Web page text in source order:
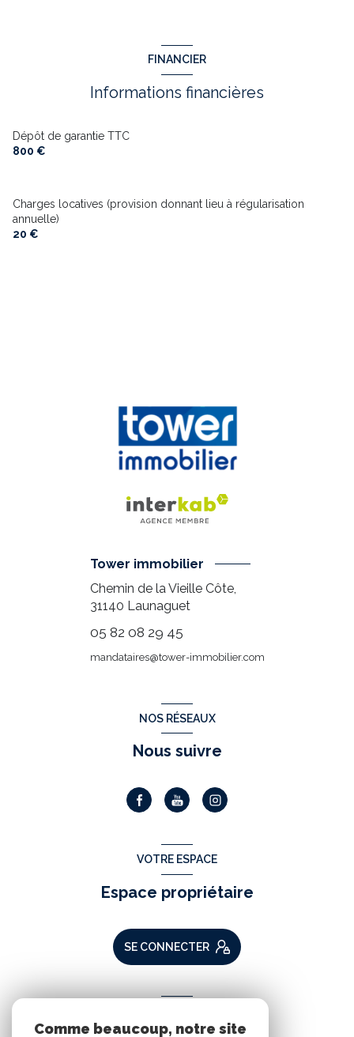
FINANCIER
Informations financières
Dépôt de garantie TTC
800 €
Charges locatives (provision donnant lieu à régularisation
annuelle)
20 €
Tower immobilier
Chemin de la Vieille Côte,
31140 Launaguet
05 82 08 29 45
mandataires@tower-immobilier.com
NOS RÉSEAUX
Nous suivre
VOTRE ESPACE
Espace propriétaire
SE CONNECTER
Comme beaucoup, notre site